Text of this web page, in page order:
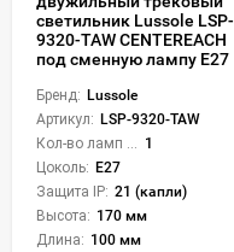
светильник Lussole LSP-
9320-TAW CENTEREACH
под сменную лампу Е27
Бренд: Lussole
Артикул: LSP-9320-TAW
1
Цоколь: E27
Защита IP: 21 (капли)
Высота: 170 мм
Длина: 100 мм